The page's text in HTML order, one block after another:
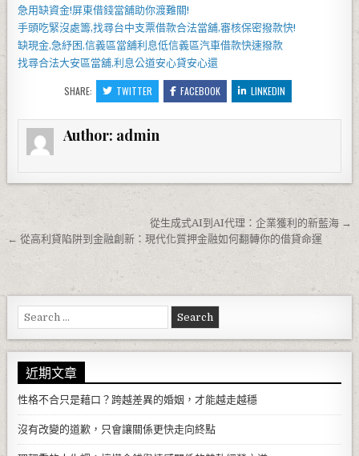
急用缺資金!屏東借錢當舖助你渡難關!
手頭吃緊沒處籌,找尋台中支票借款合法當舖,審核保密撥款快!
缺現金,急紓困,信義區當舖利息低信義區汽車借款快速撥款
找尋合法大安區當舖,利息公道安心貸安心還
SHARE: TWITTER FACEBOOK LINKEDIN
Author: admin
文章導覽
從生成式AI到AI代理：企業獲利的新藍海 →
← 從高利貸陷阱到金融創新：現代化質押金融如何翻轉你的借貸命運
Search for:
近期文章
性格不合只是藉口？跨越差異的婚姻，才能越走越穩
沒有改變的道歉，只會讓關係更快走向終點